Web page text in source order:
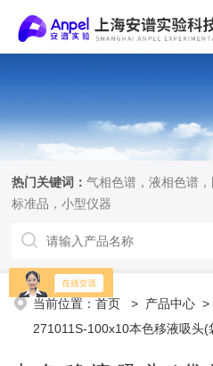
热门关键词：气相色谱，液相色谱
标准品，小型仪器
当前位置：首页 > 产品中心
271011S-100x10本色移液吸头(